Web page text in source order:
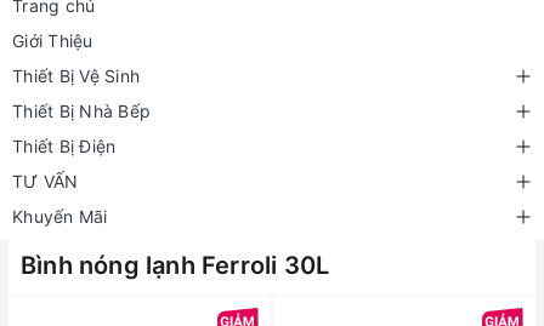
Trang chủ
Giới Thiệu
Thiết Bị Vệ Sinh
Thiết Bị Nhà Bếp
Thiết Bị Điện
TƯ VẤN
Khuyến Mãi
Bình nóng lạnh Ferroli 30L